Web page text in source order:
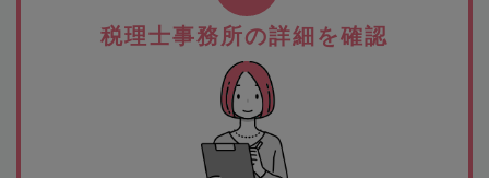
税理士事務所の詳細を確認